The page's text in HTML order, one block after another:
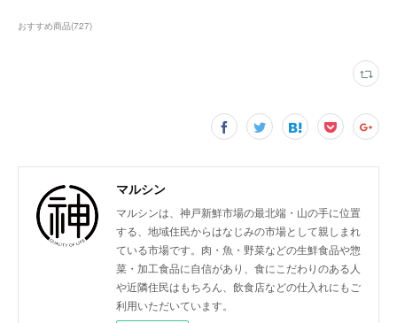
おすすめ商品(727)
マルシン
マルシンは、神戸新鮮市場の最北端・山の手に位置
する、地域住民からはなじみの市場として親しまれ
ている市場です。肉・魚・野菜などの生鮮食品や惣
菜・加工食品に自信があり、食にこだわりのある人
や近隣住民はもちろん、飲食店などの仕入れにもご
利用いただいています。